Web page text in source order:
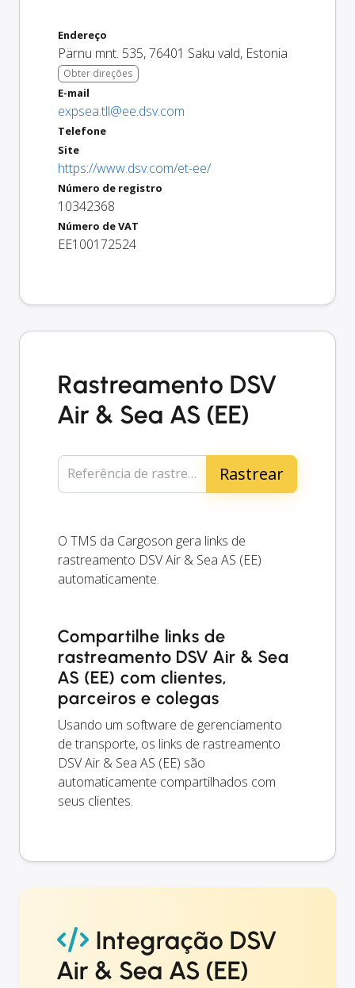
Endereço
Pärnu mnt. 535,76401 Saku vald, Estonia
Obter direções
E-mail
expsea.tll@ee.dsv.com
Telefone
Site
https://www.dsv.com/et-ee/
Número de registro
10342368
Número de VAT
EE100172524
Rastreamento DSV
Air & Sea AS (EE)
Referência de rastreamento...
O TMS da Cargoson gera links de
rastreamento DSV Air & Sea AS (EE)
automaticamente.
Compartilhe links de
rastreamento DSV Air & Sea
AS (EE) com clientes,
parceiros e colegas
Usando um software de gerenciamento
de transporte, os links de rastreamento
DSV Air & Sea AS (EE) são
automaticamente compartilhados com
seus clientes.
Integração DSV
Air & Sea AS (EE)